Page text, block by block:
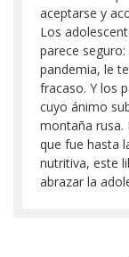
aceptarse y
Los
parece
pandemia, le
fracaso. Y los
cuyo ánimo
montaña rusa.
que fue hasta
nutritiva, este
abrazar la